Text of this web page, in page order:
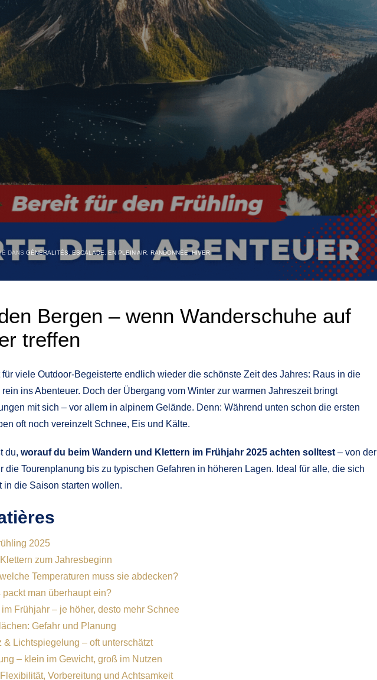
DANS GÉNÉRALITÉS ESCALADE EN PLEIN AIR RANDONNÉE,HIVER
Bergen – wenn Wanderschuhe auf
treffen
viele Outdoor-Begeisterte endlich wieder die schönste Zeit des Jahres: Raus in die
rein ins Abenteuer. Doch der Übergang vom Winter zur warmen Jahreszeit bringt
mit sich – vor allem in alpinem Gelände. Denn: Während unten schon die ersten
oft noch vereinzelt Schnee, Eis und Kälte.
du, worauf du beim Wandern und Klettern im Frühjahr 2025 achten solltest – von der
die Tourenplanung bis zu typischen Gefahren in höheren Lagen. Ideal für alle, die sich
in die Saison starten wollen.
2025
zum Jahresbeginn
Temperaturen muss sie abdecken?
packt man überhaupt ein?
Frühjahr – je höher, desto mehr Schnee
Gefahr und Planung
& Lichtspiegelung – oft unterschätzt
– klein im Gewicht, groß im Nutzen
Vorbereitung und Achtsamkeit